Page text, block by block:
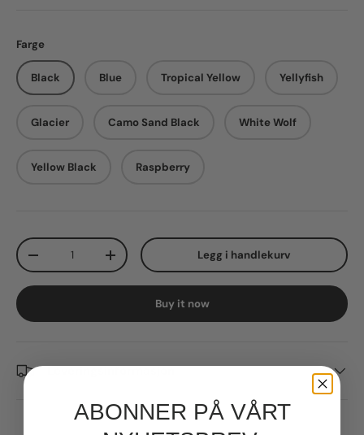
Farge
Black Blue Tropical Yellow Yellyfish
Glacier Camo Sand Black White Wolf
Yellow Black Raspberry
Qty
Decrease quantityIncrease quantityLegg i handlekurv
Buy it now
Leveringsinformasjon
ABONNER PÅ VÅRT